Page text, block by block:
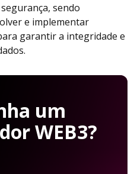
sendo
e implementar
garantir a integridade e
um
WEB3?